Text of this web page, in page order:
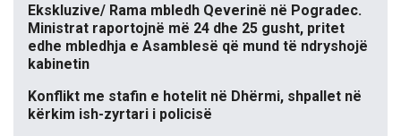
Ekskluzive/ Rama mbledh Qeverinë në Pogradec.
Ministrat raportojnë më 24 dhe 25 gusht, pritet
edhe mbledhja e Asamblesë që mund të ndryshojë
kabinetin
Konflikt me stafin e hotelit në Dhërmi, shpallet në
kërkim ish-zyrtari i policisë